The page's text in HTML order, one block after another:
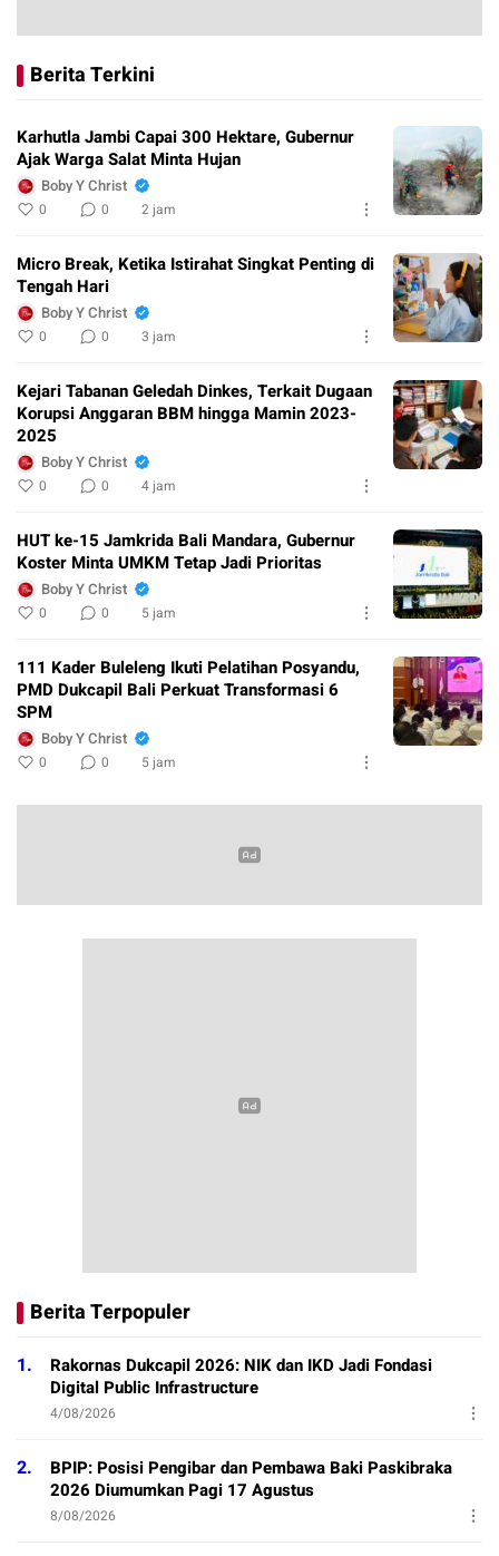
Berita Terkini
Karhutla Jambi Capai 300 Hektare, Gubernur
Ajak Warga Salat Minta Hujan
Boby Y Christ
0 0 2 jam
Micro Break, Ketika Istirahat Singkat Penting di
Tengah Hari
Boby Y Christ
0 0 3 jam
Kejari Tabanan Geledah Dinkes, Terkait Dugaan
Korupsi Anggaran BBM hingga Mamin 2023-
2025
Boby Y Christ
0 0 4 jam
HUT ke-15 Jamkrida Bali Mandara, Gubernur
Koster Minta UMKM Tetap Jadi Prioritas
Boby Y Christ
0 0 5 jam
111 Kader Buleleng Ikuti Pelatihan Posyandu,
PMD Dukcapil Bali Perkuat Transformasi 6
SPM
Boby Y Christ
0 0 5 jam
Berita Terpopuler
1.
Rakornas Dukcapil 2026: NIK dan IKD Jadi Fondasi
Digital Public Infrastructure
4/08/2026
2.
BPIP: Posisi Pengibar dan Pembawa Baki Paskibraka
2026 Diumumkan Pagi 17 Agustus
8/08/2026